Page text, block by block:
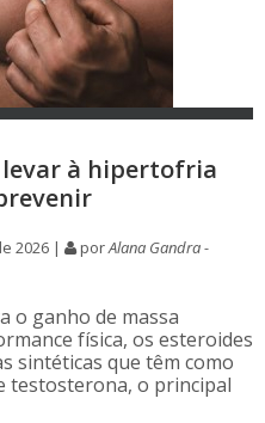
à hipertofria
2026 | porAlana Gandra -
o ganho de massa
física, os esteroides
sintéticas que têm como
testosterona, o principal